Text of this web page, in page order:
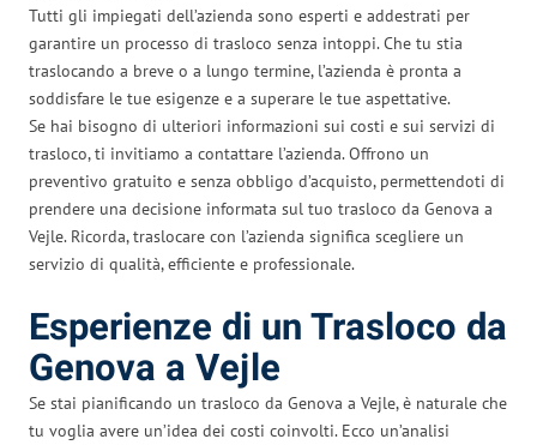
Tutti gli impiegati dell’azienda sono esperti e addestrati per
garantire un processo di trasloco senza intoppi. Che tu stia
traslocando a breve o a lungo termine, l’azienda è pronta a
soddisfare le tue esigenze e a superare le tue aspettative.
Se hai bisogno di ulteriori informazioni sui costi e sui servizi di
trasloco, ti invitiamo a contattare l’azienda. Offrono un
preventivo gratuito e senza obbligo d’acquisto, permettendoti di
prendere una decisione informata sul tuo trasloco da Genova a
Vejle. Ricorda, traslocare con l’azienda significa scegliere un
servizio di qualità, efficiente e professionale.
Esperienze di un Trasloco da
Genova a Vejle
Se stai pianificando un trasloco da Genova a Vejle, è naturale che
tu voglia avere un’idea dei costi coinvolti. Ecco un’analisi